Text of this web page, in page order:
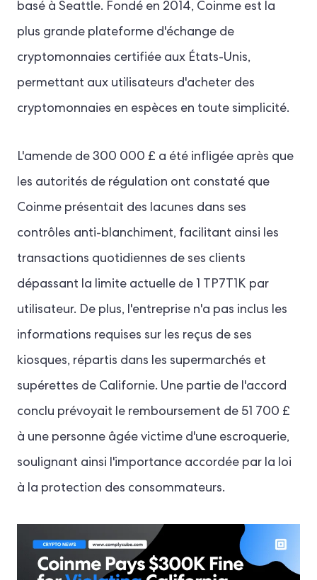
basé à Seattle. Fondé en 2014, Coinme est la
plus grande plateforme d'échange de
cryptomonnaies certifiée aux États-Unis,
permettant aux utilisateurs d'acheter des
cryptomonnaies en espèces en toute simplicité.
L'amende de 300 000 £ a été infligée après que
les autorités de régulation ont constaté que
Coinme présentait des lacunes dans ses
contrôles anti-blanchiment, facilitant ainsi les
transactions quotidiennes de ses clients
dépassant la limite actuelle de 1 TP7T1K par
utilisateur. De plus, l'entreprise n'a pas inclus les
informations requises sur les reçus de ses
kiosques, répartis dans les supermarchés et
supérettes de Californie. Une partie de l'accord
conclu prévoyait le remboursement de 51 700 £
à une personne âgée victime d'une escroquerie,
soulignant ainsi l'importance accordée par la loi
à la protection des consommateurs.